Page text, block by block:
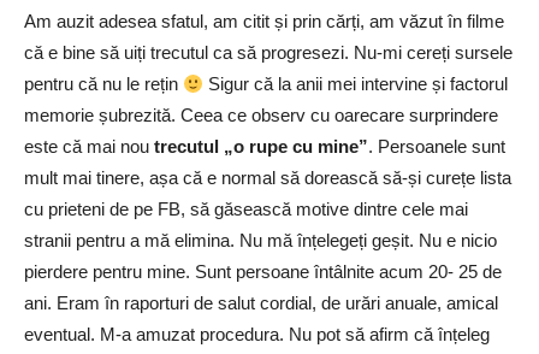
Am auzit adesea sfatul, am citit și prin cărți, am văzut în filme
că e bine să uiți trecutul ca să progresezi. Nu-mi cereți sursele
pentru că nu le rețin
Sigur că la anii mei intervine și factorul
memorie șubrezită. Ceea ce observ cu oarecare surprindere
este că mai nou trecutul „o rupe cu mine”. Persoanele sunt
mult mai tinere, așa că e normal să dorească să-și curețe lista
cu prieteni de pe FB, să găsească motive dintre cele mai
stranii pentru a mă elimina. Nu mă înțelegeți geșit. Nu e nicio
pierdere pentru mine. Sunt persoane întâlnite acum 20- 25 de
ani. Eram în raporturi de salut cordial, de urări anuale, amical
eventual. M-a amuzat procedura. Nu pot să afirm că înțeleg